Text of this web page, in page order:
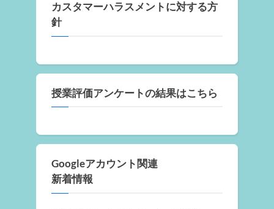
カスタマーハラスメントに対する方
針
授業評価アンケートの結果はこちら
Googleアカウント関連
新着情報